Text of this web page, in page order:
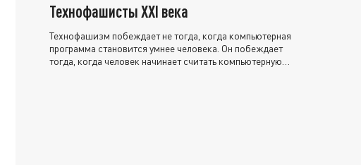
Технофашисты XXI века
Технофашизм побеждает не тогда, когда компьютерная
программа становится умнее человека. Он побеждает
тогда, когда человек начинает считать компьютерную